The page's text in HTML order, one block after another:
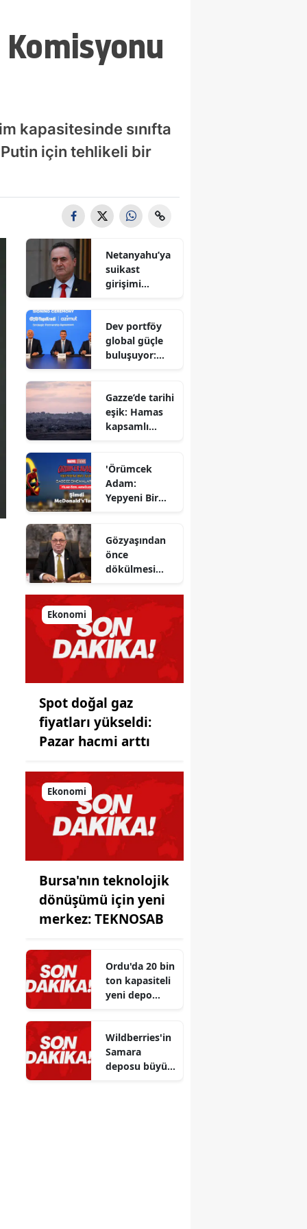
kapasitesinde sınıfta
Putin için tehlikeli bir
Netanyahu’ya
suikast
girişimi
Bakanı
gizlenen
detayları
Dev portföy
global güçle
buluşuyor:
sıkıştı
Gazze’de tarihi
eşik: Hamas
kapsamlı
onayladı
'Örümcek
Adam:
Yepyeni Bir
şimdi
McDonald’s
Türkiye’de
Gözyaşından
önce
dökülmesi
Tarihin
milletlerin
önüne
koyduğu
ayna!
Ekonomi
Spot doğal gaz
fiyatları yükseldi:
Pazar hacmi arttı
Ekonomi
Bursa'nın teknolojik
dönüşümü için yeni
merkez: TEKNOSAB
Ordu'da 20 bin
ton kapasiteli
yeni depo
üzere
Wildberries'in
Samara
deposu büyük